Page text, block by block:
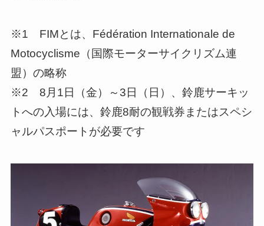
※1 FIMとは、Fédération Internationale de
Motocyclisme（国際モーターサイクリズム連
盟）の略称
※2 8月1日（金）～3日（日）、鈴鹿サーキッ
トへの入場には、鈴鹿8耐の観戦券またはスペシ
ャルパスポートが必要です